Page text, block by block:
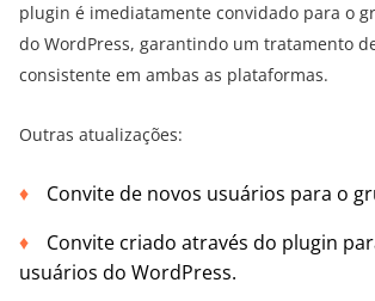
plugin é imediatamente convidado para o
do WordPress, garantindo um tratamento
consistente em ambas as plataformas.
Outras atualizações:
Convite de novos usuários para o
Convite criado através do plugin
usuários do WordPress.